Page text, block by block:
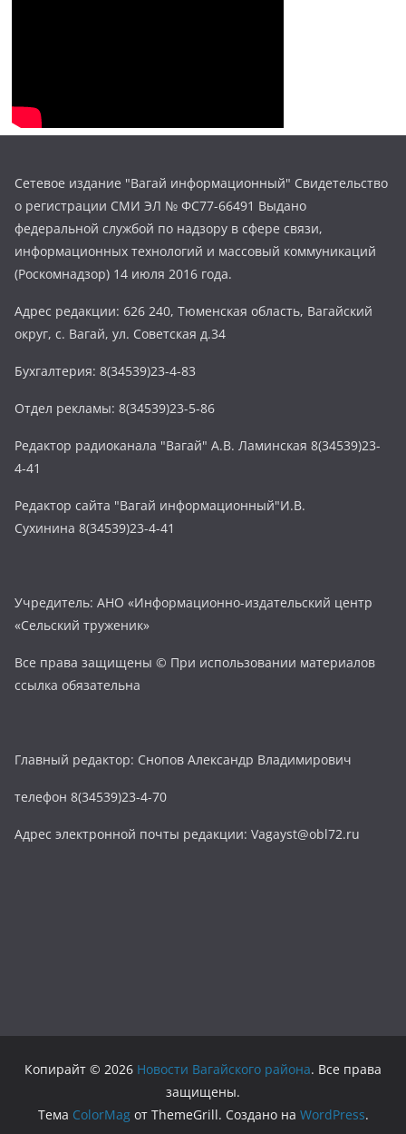
Сетевое издание "Вагай информационный" Свидетельство
о регистрации СМИ ЭЛ № ФС77-66491 Выдано
федеральной службой по надзору в сфере связи,
информационных технологий и массовый коммуникаций
(Роскомнадзор) 14 июля 2016 года.
Адрес редакции: 626 240, Тюменская область, Вагайский
округ, с. Вагай, ул. Советская д.34
Бухгалтерия: 8(34539)23-4-83
Отдел рекламы: 8(34539)23-5-86
Редактор радиоканала "Вагай" А.В. Ламинская 8(34539)23-
4-41
Редактор сайта "Вагай информационный"И.В.
Сухинина 8(34539)23-4-41
Учредитель: АНО «Информационно-издательский центр
«Сельский труженик»
Все права защищены © При использовании материалов
ссылка обязательна
Главный редактор: Снопов Александр Владимирович
телефон 8(34539)23-4-70
Адрес электронной почты редакции: Vagayst@obl72.ru
Копирайт © 2026 Новости Вагайского района. Все права
защищены.
Тема ColorMagот ThemeGrill. Создано на WordPress.